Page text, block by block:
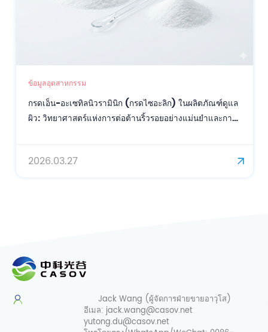
ข้อมูลอุตสาหกรรม
กรดเอ็น-อะเซทิลนิวรามินิก (กรดไซอะลิก) ในผลิตภัณฑ์ดูแล
ผิว: วิทยาศาสตร์แห่งการต่อต้านริ้วรอยอย่างแม่นยำและการ
2026.03.27
Jack Wang (ผู้จัดการฝ่ายขายอาวุโส)
อีเมล: jack.wang@casov.net
yutong.du@casov.net